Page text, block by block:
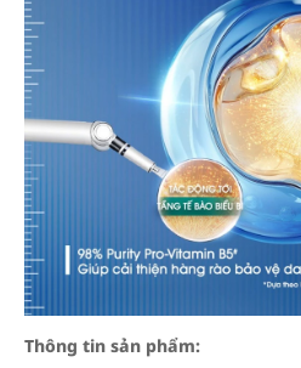
Thông tin sản phẩm: